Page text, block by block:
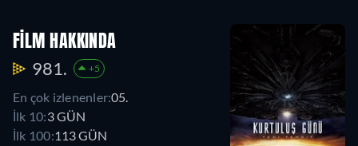
FILM HAKKINDA
981. +5
En çok izlenenler:05.
İlk 10:3 GÜN
İlk 100:113 GÜN